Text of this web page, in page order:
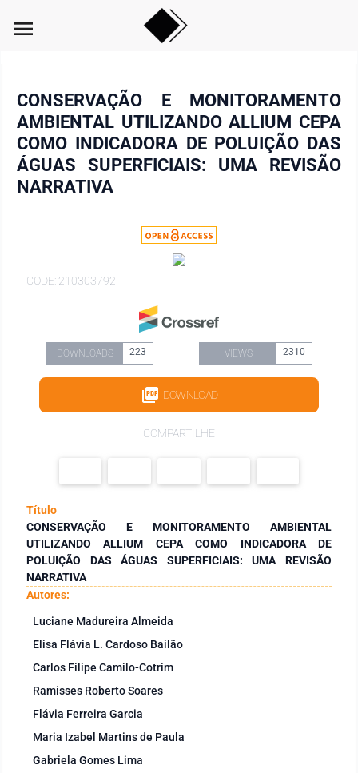
menu
CONSERVAÇÃO E MONITORAMENTO
AMBIENTAL UTILIZANDO ALLIUM CEPA
COMO INDICADORA DE POLUIÇÃO DAS
ÁGUAS SUPERFICIAIS: UMA REVISÃO
NARRATIVA
CODE: 210303792
DOWNLOADS 223 VIEWS 2310
DOWNLOAD
COMPARTILHE
Título
CONSERVAÇÃO E MONITORAMENTO AMBIENTAL
UTILIZANDO ALLIUM CEPA COMO INDICADORA DE
POLUIÇÃO DAS ÁGUAS SUPERFICIAIS: UMA REVISÃO
NARRATIVA
Autores:
Luciane Madureira Almeida
Elisa Flávia L. Cardoso Bailão
Carlos Filipe Camilo-Cotrim
Ramisses Roberto Soares
Flávia Ferreira Garcia
Maria Izabel Martins de Paula
Gabriela Gomes Lima